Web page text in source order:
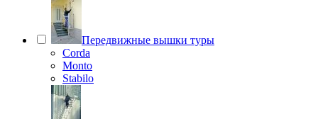
Передвижные вышки туры
Corda
Monto
Stabilo